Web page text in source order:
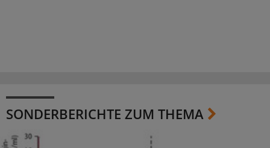
SONDERBERICHTE ZUM THEMA